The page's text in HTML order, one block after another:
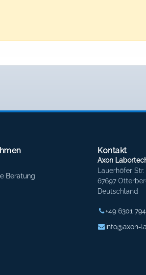
Beratung
Kontakt
Axon
Lauerhöfer
67697
Deutschland
+49 6301
info@axon-